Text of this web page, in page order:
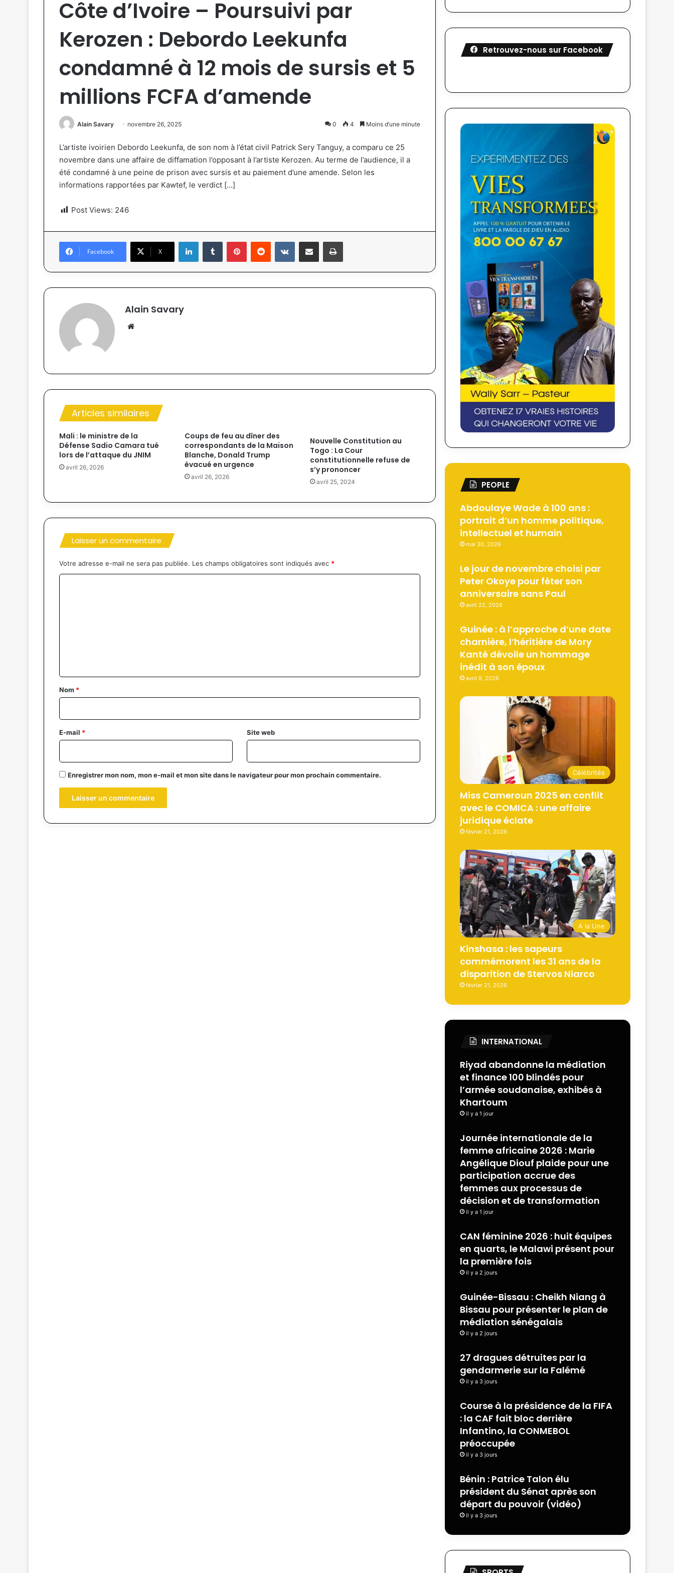
Côte d’Ivoire – Poursuivi par
Kerozen : Debordo Leekunfa
condamné à 12 mois de sursis et 5
millions FCFA d’amende
Alain Savary novembre 26, 2025 0 4 Moins d’une minute
L’artiste ivoirien Debordo Leekunfa, de son nom à l’état civil Patrick Sery Tanguy, a comparu ce 25
novembre dans une affaire de diffamation l’opposant à l’artiste Kerozen. Au terme de l’audience, il a
été condamné à une peine de prison avec sursis et au paiement d’une amende. Selon les
informations rapportées par Kawtef, le verdict […]
Post Views: 246
Facebook X
Alain Savary
Articles similaires
Mali : le ministre de la
Défense Sadio Camara tué
lors de l’attaque du JNIM
avril 26, 2026
Coups de feu au dîner des
correspondants de la Maison
Blanche, Donald Trump
évacué en urgence
avril 26, 2026
Nouvelle Constitution au
Togo : La Cour
constitutionnelle refuse de
s’y prononcer
avril 25, 2024
Laisser un commentaire
Votre adresse e-mail ne sera pas publiée. Les champs obligatoires sont indiqués avec *
a
i
r
e
Nom *
E-mail * Site web
Enregistrer mon nom, mon e-mail et mon site dans le navigateur pour mon prochain commentaire.
Retrouvez-nous sur Facebook
PEOPLE
Abdoulaye Wade à 100 ans :
portrait d’un homme politique,
intellectuel et humain
mai 30, 2026
Le jour de novembre choisi par
Peter Okoye pour fêter son
anniversaire sans Paul
avril 22, 2026
Guinée : à l’approche d’une date
charnière, l’héritière de Mory
Kanté dévoile un hommage
inédit à son époux
avril 9, 2026
Célébrités
Miss Cameroun 2025 en conflit
avec le COMICA : une affaire
juridique éclate
février 21, 2026
A la Une
Kinshasa : les sapeurs
commémorent les 31 ans de la
disparition de Stervos Niarco
février 21, 2026
INTERNATIONAL
Riyad abandonne la médiation
et finance 100 blindés pour
l’armée soudanaise, exhibés à
Khartoum
il y a 1 jour
Journée internationale de la
femme africaine 2026 : Marie
Angélique Diouf plaide pour une
participation accrue des
femmes aux processus de
décision et de transformation
il y a 1 jour
CAN féminine 2026 : huit équipes
en quarts, le Malawi présent pour
la première fois
il y a 2 jours
Guinée-Bissau : Cheikh Niang à
Bissau pour présenter le plan de
médiation sénégalais
il y a 2 jours
27 dragues détruites par la
gendarmerie sur la Falémé
il y a 3 jours
Course à la présidence de la FIFA
: la CAF fait bloc derrière
Infantino, la CONMEBOL
préoccupée
il y a 3 jours
Bénin : Patrice Talon élu
président du Sénat après son
départ du pouvoir (vidéo)
il y a 3 jours